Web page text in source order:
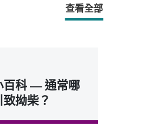
查看全部
百科 — 通常哪
拗柴？